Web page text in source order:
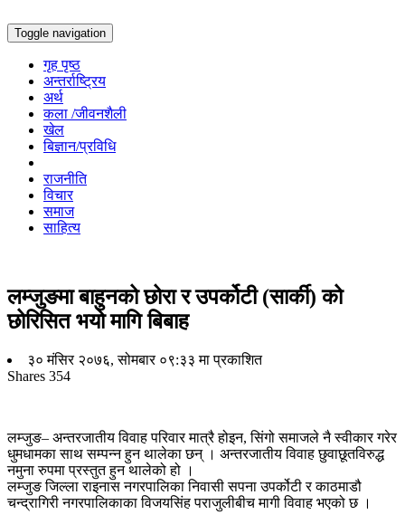
Toggle navigation
गृह पृष्ठ
अन्तर्राष्ट्रिय
अर्थ
कला /जीवनशैली
खेल
बिज्ञान/प्रविधि
राजनीति
विचार
समाज
साहित्य
लम्जुङमा बाहुनको छोरा र उपर्कोटी (सार्की) को
छोरिसित भयो मागि बिबाह
३० मंसिर २०७६, सोमबार ०९:३३ मा प्रकाशित
Shares 354
लम्जुङ– अन्तरजातीय विवाह परिवार मात्रै होइन, सिंगो समाजले नै स्वीकार गरेर
धुमधामका साथ सम्पन्न हुन थालेका छन् । अन्तरजातीय विवाह छुवाछूतविरुद्ध
नमुना रुपमा प्रस्तुत हुन थालेको हो ।
लम्जुङ जिल्ला राइनास नगरपालिका निवासी सपना उपर्कोटी र काठमाडौ
चन्द्रागिरी नगरपालिकाका विजयसिंह पराजुलीबीच मागी विवाह भएको छ ।